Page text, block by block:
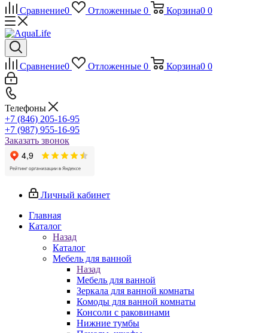
Сравнение0 Отложенные 0 Корзина0 0
Сравнение0 Отложенные 0 Корзина0 0
Телефоны
+7 (846) 205-16-95
+7 (987) 955-16-95
Заказать звонок
Личный кабинет
Главная
Каталог
Назад
Каталог
Мебель для ванной
Назад
Мебель для ванной
Зеркала для ванной комнаты
Комоды для ванной комнаты
Консоли с раковинами
Нижние тумбы